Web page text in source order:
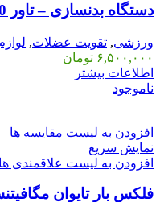
دستگاه بدنسازی – تاور 200 کوچک – X FACTOR
ورزشی, تقویت عضلات,
۶,۵۰۰,۰۰۰ تومان
اطلاعات بیشتر
ناموجود
افزودن به لیست مقایسه ها
نمایش سریع
افزودن به لیست علاقمندی ها